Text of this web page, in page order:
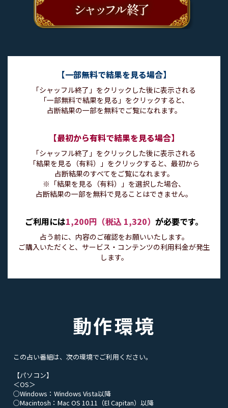
【一部無料で結果を見る場合】
「シャッフル終了」をクリックした後に表示される
「一部無料で結果を見る」をクリックすると、
占断結果の一部を無料でご覧になれます。
【最初から有料で結果を見る場合】
「シャッフル終了」をクリックした後に表示される
「結果を見る（有料）」をクリックすると、最初から
占断結果のすべてをご覧になれます。
※「結果を見る（有料）」を選択した場合、
占断結果の一部を無料で見ることはできません。
ご利用には1,200円（税込 1,320） が必要です。
占う前に、内容のご確認をお願いいたします。
ご購入いただくと、サービス・コンテンツの利用料金が発生
します。
動作環境
この占い番組は、次の環境でご利用ください。
【パソコン】
＜OS＞
○Windows：Windows Vista以降
○Macintosh：Mac OS 10.11（El Capitan）以降